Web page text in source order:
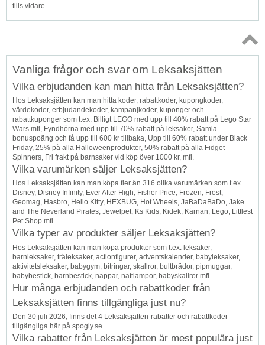
tills vidare.
Topp
Vanliga frågor och svar om Leksaksjätten
Vilka erbjudanden kan man hitta från Leksaksjätten?
Hos Leksaksjätten kan man hitta koder, rabattkoder, kupongkoder,
värdekoder, erbjudandekoder, kampanjkoder, kuponger och
rabattkuponger som t.ex. Billigt LEGO med upp till 40% rabatt på Lego Star
Wars mfl, Fyndhörna med upp till 70% rabatt på leksaker, Samla
bonuspoäng och få upp till 600 kr tillbaka, Upp till 60% rabatt under Black
Friday, 25% på alla Halloweenprodukter, 50% rabatt på alla Fidget
Spinners, Fri frakt på barnsaker vid köp över 1000 kr, mfl.
Vilka varumärken säljer Leksaksjätten?
Hos Leksaksjätten kan man köpa fler än 316 olika varumärken som t.ex.
Disney, Disney Infinity, Ever After High, Fisher Price, Frozen, Frost,
Geomag, Hasbro, Hello Kitty, HEXBUG, Hot Wheels, JaBaDaBaDo, Jake
and The Neverland Pirates, Jewelpet, Ks Kids, Kidek, Kärnan, Lego, Littlest
Pet Shop mfl.
Vilka typer av produkter säljer Leksaksjätten?
Hos Leksaksjätten kan man köpa produkter som t.ex. leksaker,
barnleksaker, träleksaker, actionfigurer, adventskalender, babyleksaker,
aktivitetsleksaker, babygym, bitringar, skallror, bultbrädor, pipmuggar,
babybestick, barnbestick, nappar, nattlampor, babyskallror mfl.
Hur många erbjudanden och rabattkoder från
Leksaksjätten finns tillgängliga just nu?
Den 30 juli 2026, finns det 4 Leksaksjätten-rabatter och rabattkoder
tillgängliga här på spogly.se.
Vilka rabatter från Leksaksjätten är mest populära just